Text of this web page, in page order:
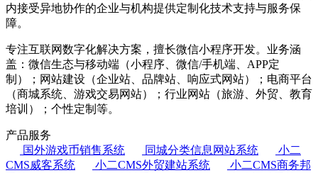
内接受异地协作的企业与机构提供定制化技术支持与服务保
障。
专注互联网数字化解决方案，擅长微信小程序开发。业务涵
盖：微信生态与移动端（小程序、微信/手机端、APP定
制）；网站建设（企业站、品牌站、响应式网站）；电商平台
（商城系统、游戏交易网站）；行业网站（旅游、外贸、教育
培训）；个性定制等。
产品服务
国外游戏币销售系统
同城分类信息网站系统
小二
CMS威客系统
小二CMS外贸建站系统
小二CMS商务邦